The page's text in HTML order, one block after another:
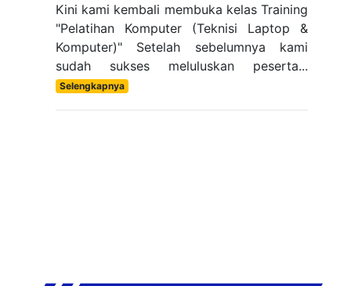
Kini kami kembali membuka kelas Training
"Pelatihan Komputer (Teknisi Laptop &
Komputer)" Setelah sebelumnya kami
sudah sukses meluluskan peserta...
Selengkapnya